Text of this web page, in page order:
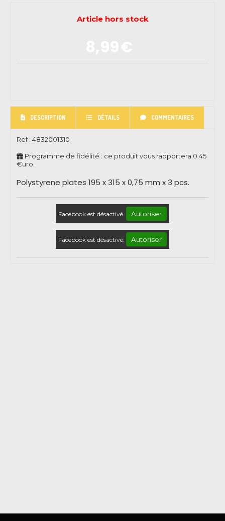
Article hors stock
DESCRIPTION DÉTAILS COMMENTAIRES
Ref : 4832001310
Programme de fidélité : ce produit vous rapportera 0.45
€uro.
Polystyrene plates 195 x 315 x 0,75 mm x 3 pcs.
Facebook est désactivé. Autoriser
Facebook est désactivé. Autoriser